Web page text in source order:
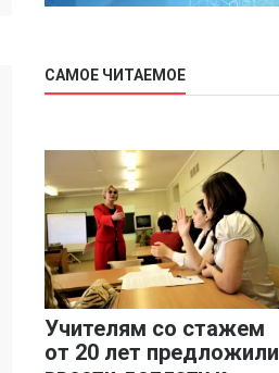
САМОЕ ЧИТАЕМОЕ
Учителям со стажем
от 20 лет предложили